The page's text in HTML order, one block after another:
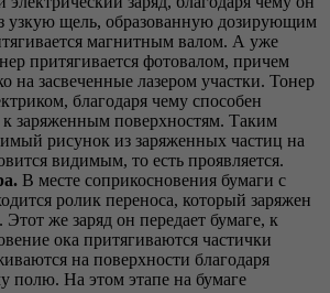
узкую щель, образованную дозирующим
магнитным валом. А уже
притягивается фотовалом, причем
на засвеченные лазером участки. Тонер
благодаря чему способен
к заряженным поверхностям. Таким
рисунок из заряженных частиц на
видимым, то есть проявляется.
В месте сопри­косновения бумаги с
ролик переноса, который заряжен
же заряд он передает бумаге, к
ока притягиваются частички
на поверхности благодаря
полю. На этом этапе на бумаге